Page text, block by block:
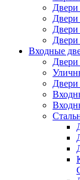
Двери
Входные
Двери